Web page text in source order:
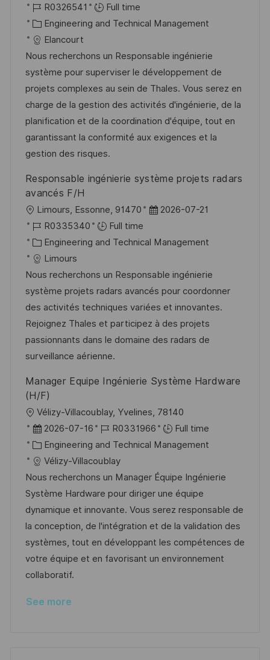
o
c
a
t
i
o
n
s
e
d
D
a
t
e
J
o
b
I
d
R0326541
Full time
C
a
t
e
g
o
r
y
Engineering and Technical Management
Elancourt
Nous recherchons un Responsable ingénierie
système pour superviser le développement de
projets complexes au sein de Thales. Vous serez en
charge de la gestion des activités d'ingénierie, de la
planification et de la coordination d'équipe, tout en
garantissant la conformité aux exigences et la
gestion des risques.
Responsable ingénierie système projets radars
avancés F/H
L
o
c
a
t
i
o
n
Limours, Essonne, 91470
P
s
e
d
D
a
t
2026-07-21
J
o
b
I
d
R0335340
Full time
C
a
t
e
g
o
r
y
Engineering and Technical Management
Limours
Nous recherchons un Responsable ingénierie
système projets radars avancés pour coordonner
des activités techniques variées et innovantes.
Rejoignez Thales et participez à des projets
passionnants dans le domaine des radars de
surveillance aérienne.
Manager Equipe Ingénierie Système Hardware
(H/F)
L
o
c
a
t
i
o
n
Vélizy-Villacoublay, Yvelines, 78140
P
o
s
t
e
d
D
a
t
e
2026-07-16
J
o
b
I
d
R0331966
Full time
C
a
t
e
g
o
r
y
Engineering and Technical Management
Vélizy-Villacoublay
Nous recherchons un Manager Équipe Ingénierie
Système Hardware pour diriger une équipe
dynamique et innovante. Vous serez responsable de
la conception, de l'intégration et de la validation des
systèmes, tout en développant les compétences de
votre équipe et en favorisant un environnement
collaboratif.
See more